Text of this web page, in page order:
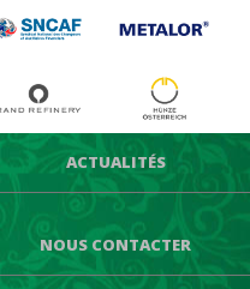
ACTUALITÉS
NOUS CONTACTER